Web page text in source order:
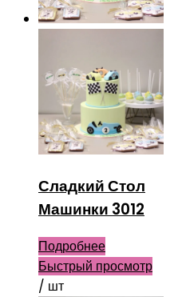
Сладкий Стол
Машинки 3012
Подробнее
Быстрый просмотр
/ шт